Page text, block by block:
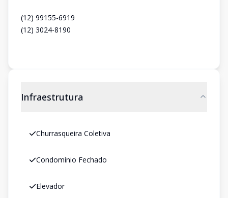
(12) 99155-6919
(12) 3024-8190
Infraestrutura
Churrasqueira Coletiva
Condomínio Fechado
Elevador